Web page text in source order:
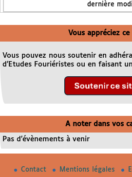
dernière
Vous appréciez ce
Vous pouvez nous soutenir en
d’Etudes Fouriéristes ou en faisant
A noter dans vos
Pas d’évènements à venir
Contact Mentions légales